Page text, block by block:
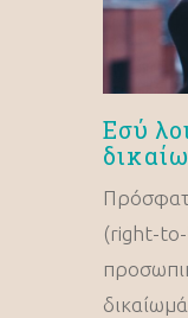
Εσύ
(right-to-